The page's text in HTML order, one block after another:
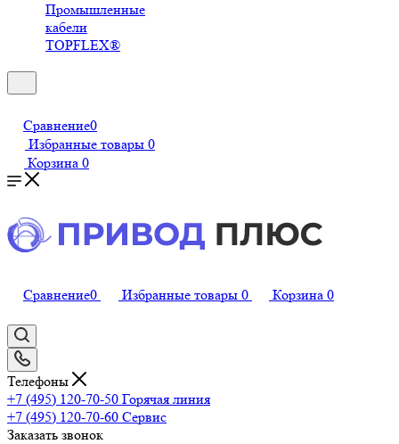
Промышленные
кабели
TOPFLEX®
Сравнение0
Избранные товары 0
Корзина 0
Сравнение0 Избранные товары 0 Корзина 0
Телефоны
+7 (495) 120-70-50 Горячая линия
+7 (495) 120-70-60 Сервис
Заказать звонок